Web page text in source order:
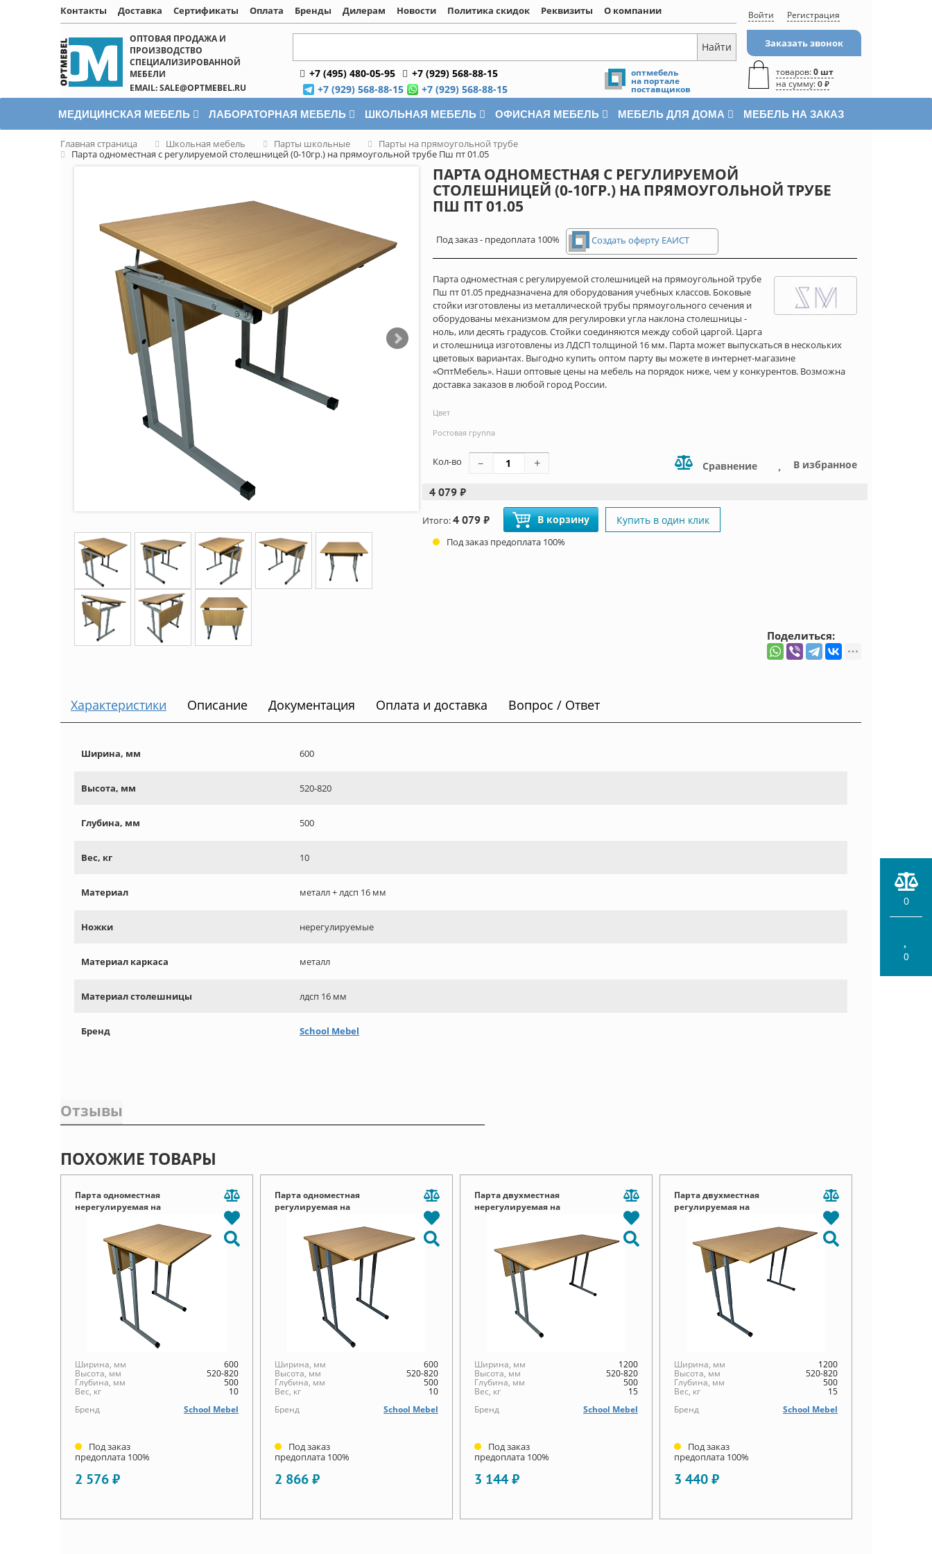
Контакты Доставка Сертификаты Оплата Бренды Дилерам Новости Политика скидок Реквизиты
О компании
Написать онлайнОПТОВАЯ ПРОДАЖА И
ПРОИЗВОДСТВО
СПЕЦИАЛИЗИРОВАННОЙ
МЕБЕЛИ
EMAIL: SALE@OPTMEBEL.RU
+7 (495) 480-05-95
+7 (929) 568-88-15
+7 (929) 568-88-15
+7 (929) 568-88-15
оптмебель
на портале
поставщиков
Войти Регистрация
Заказать звонок
товаров:0 шт
на сумму: 0 ₽
МЕДИЦИНСКАЯ МЕБЕЛЬ ЛАБОРАТОРНАЯ МЕБЕЛЬ ШКОЛЬНАЯ МЕБЕЛЬ ОФИСНАЯ МЕБЕЛЬ МЕБЕЛЬ ДЛЯ ДОМА МЕБЕЛЬ НА ЗАКАЗ
Главная страница Школьная мебель Парты школьные
Парты на прямоугольной трубе
Парта одноместная с регулируемой столешницей (0-10гр.) на прямоугольной трубе Пш пт 01.05
ПАРТА ОДНОМЕСТНАЯ С РЕГУЛИРУЕМОЙ
СТОЛЕШНИЦЕЙ (0-10ГР.) НА ПРЯМОУГОЛЬНОЙ ТРУБЕ
ПШ ПТ 01.05
Под заказ - предоплата 100% Создать оферту ЕАИСТ
Парта одноместная с регулируемой столешницей на прямоугольной трубе
Пш пт 01.05 предназначена для оборудования учебных классов. Боковые
стойки изготовлены из металлической трубы прямоугольного сечения и
оборудованы механизмом для регулировки угла наклона столешницы -
ноль, или десять градусов. Стойки соединяются между собой царгой. Царга
и столешница изготовлены из ЛДСП толщиной 16 мм. Парта может выпускаться в нескольких
цветовых вариантах. Выгодно купить оптом парту вы можете в интернет-магазине
«ОптМебель». Наши оптовые цены на мебель на порядок ниже, чем у конкурентов. Возможна
доставка заказов в любой город России.
Цвет
Ростовая группа
Кол-во Сравнение В избранное
4 079 ₽
Итого:4 079 ₽ В корзину Купить в один клик
Под заказ предоплата 100%
Поделиться:
Характеристики Описание Документация Оплата и доставка Вопрос / Ответ
Ширина, мм 600
Высота, мм 520-820
Глубина, мм 500
Вес, кг 10
Материал металл + лдсп 16 мм
Ножки нерегулируемые
Материал каркаса металл
Материал столешницы лдсп 16 мм
Бренд School Mebel
Отзывы
ПОХОЖИЕ ТОВАРЫ
Парта одноместная
нерегулируемая на
Ширина, мм 600
Высота, мм 520-820
Глубина, мм 500
Вес, кг
10
Бренд
School Mebel
Под заказ
предоплата 100%
2 576 ₽
Парта одноместная
регулируемая на
Ширина, мм 600
Высота, мм 520-820
Глубина, мм 500
Вес, кг
10
Бренд
School Mebel
Под заказ
предоплата 100%
2 866 ₽
Парта двухместная
нерегулируемая на
Ширина, мм 1200
Высота, мм 520-820
Глубина, мм 500
Вес, кг
15
Бренд
School Mebel
Под заказ
предоплата 100%
3 144 ₽
Парта двухместная
регулируемая на
Ширина, мм 1200
Высота, мм 520-820
Глубина, мм 500
Вес, кг
15
Бренд
School Mebel
Под заказ
предоплата 100%
3 440 ₽
0
0